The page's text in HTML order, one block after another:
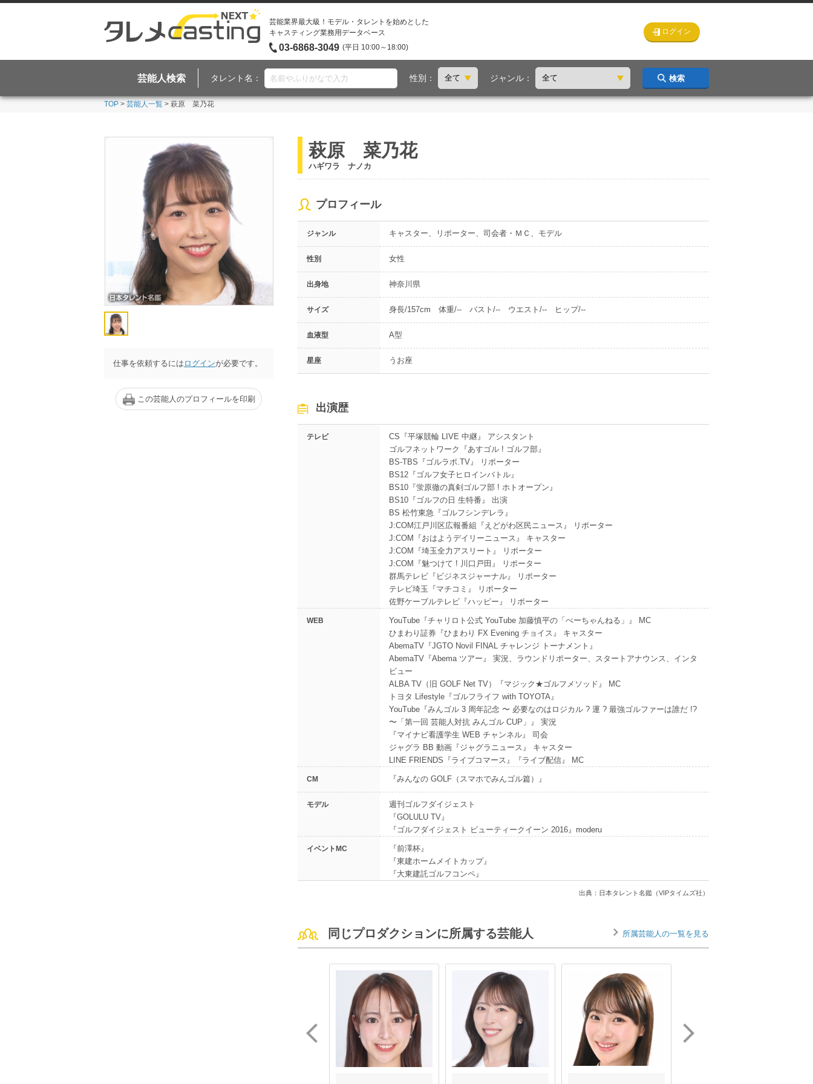
芸能業界最大級！モデル・タレントを始めとした
キャスティング業務用データベース
03-6868-3049 (平日 10:00～18:00)
ログイン
芸能人検索 タレント名： 性別： ジャンル： 検索
TOP > 芸能人一覧 > 萩原 菜乃花
仕事を依頼するには ログインが必要です。
この芸能人のプロフィールを印刷
萩原 菜乃花
ハギワラ ナノカ
プロフィール
ジャンル キャスター、リポーター、司会者・ＭＣ、モデル
性別 女性
出身地 神奈川県
サイズ 身長/157cm 体重/-- バスト/-- ウエスト/-- ヒップ/--
血液型 A型
星座 うお座
出演歴
テレビ
CS『平塚競輪 LIVE 中継』 アシスタント
ゴルフネットワーク『あすゴル ! ゴルフ部』
BS-TBS『ゴルラボ.TV』 リポーター
BS12『ゴルフ女子ヒロインバトル』
BS10『蛍原徹の真剣ゴルフ部 ! ホトオープン』
BS10『ゴルフの日 生特番』 出演
BS 松竹東急『ゴルフシンデレラ』
J:COM江戸川区広報番組『えどがわ区民ニュース』 リポーター
J:COM『おはようデイリーニュース』 キャスター
J:COM『埼玉全力アスリート』 リポーター
J:COM『魅つけて ! 川口戸田』 リポーター
群馬テレビ『ビジネスジャーナル』 リポーター
テレビ埼玉『マチコミ』 リポーター
佐野ケーブルテレビ『ハッピー』 リポーター
WEB
YouTube『チャリロト公式 YouTube 加藤慎平の「ぺーちゃんねる」』 MC
ひまわり証券『ひまわり FX Evening チョイス』 キャスター
AbemaTV『JGTO Novil FINAL チャレンジ トーナメント』
AbemaTV『Abema ツアー』 実況、ラウンドリポーター、スタートアナウンス、インタ
ビュー
ALBA TV（旧 GOLF Net TV）『マジック★ゴルフメソッド』 MC
トヨタ Lifestyle『ゴルフライフ with TOYOTA』
YouTube『みんゴル 3 周年記念 〜 必要なのはロジカル ? 運 ? 最強ゴルファーは誰だ !?
〜「第一回 芸能人対抗 みんゴル CUP」』 実況
『マイナビ看護学生 WEB チャンネル』 司会
ジャグラ BB 動画『ジャグラニュース』 キャスター
LINE FRIENDS『ライブコマース』『ライブ配信』 MC
CM 『みんなの GOLF（スマホでみんゴル篇）』
モデル
週刊ゴルフダイジェスト
『GOLULU TV』
『ゴルフダイジェスト ビューティークイーン 2016』moderu
イベントMC
『前澤杯』
『東建ホームメイトカップ』
『大東建託ゴルフコンペ』
出典：日本タレント名鑑（VIPタイムズ社）
同じプロダクションに所属する芸能人 所属芸能人の一覧を見る